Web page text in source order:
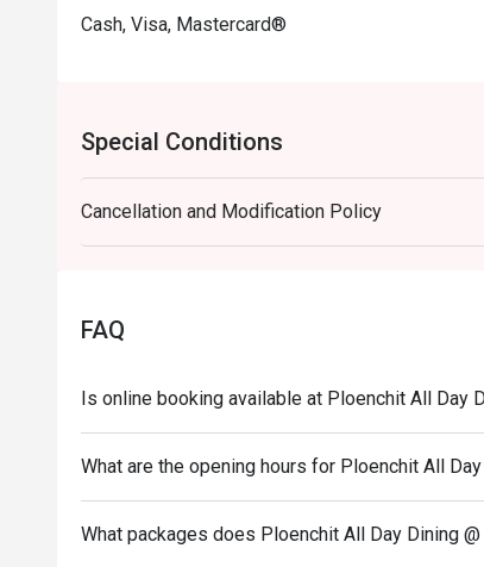
Cash, Visa, Mastercard®
Special Conditions
Cancellation and Modification Policy
FAQ
Is online booking available at Ploenchit All Day
What are the opening hours for Ploenchit All
What packages does Ploenchit All Day Dining